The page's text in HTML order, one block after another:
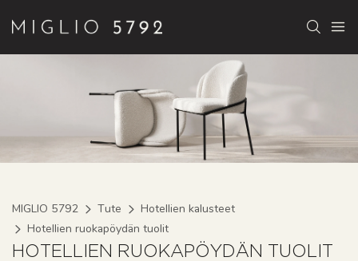
MIGLIO 5792 Tute
Hotellien kalusteet
Hotellien ruokapöydän tuolit
HOTELLIEN RUOKAPÖYDÄN TUOLIT